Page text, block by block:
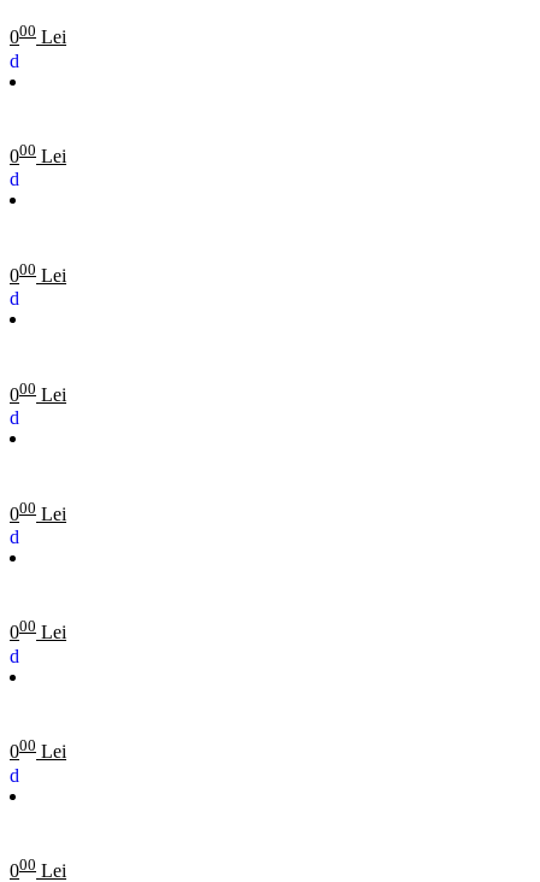
000 Lei
000 Lei
000 Lei
000 Lei
000 Lei
000 Lei
000 Lei
000 Lei